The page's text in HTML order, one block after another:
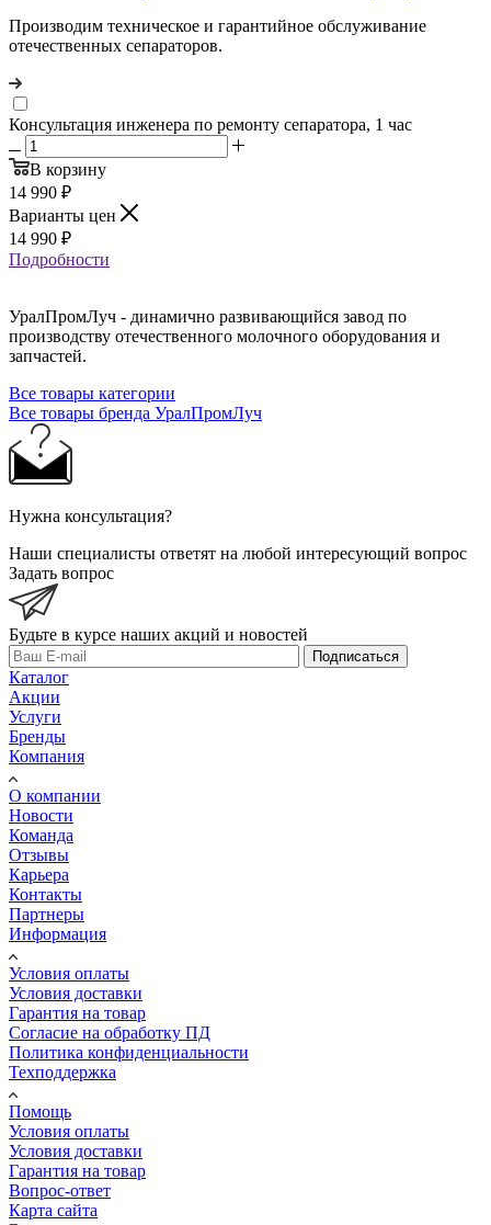
Производим техническое и гарантийное обслуживание
отечественных сепараторов.
Консультация инженера по ремонту сепаратора, 1 час
В корзину
14 990 ₽
Варианты цен
14 990 ₽
Подробности
УралПромЛуч - динамично развивающийся завод по
производству отечественного молочного оборудования и
запчастей.
Все товары категории
Все товары бренда УралПромЛуч
Нужна консультация?
Наши специалисты ответят на любой интересующий вопрос
Задать вопрос
Будьте в курсе наших акций и новостей
Подписаться
Каталог
Акции
Услуги
Бренды
Компания
О компании
Новости
Команда
Отзывы
Карьера
Контакты
Партнеры
Информация
Условия оплаты
Условия доставки
Гарантия на товар
Согласие на обработку ПД
Политика конфиденциальности
Техподдержка
Помощь
Условия оплаты
Условия доставки
Гарантия на товар
Вопрос-ответ
Карта сайта